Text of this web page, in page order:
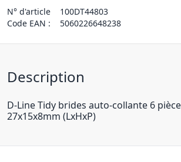
N° d'article
100DT44803
Code EAN :
5060226648238
Description
D-Line Tidy brides auto-collante 6
27x15x8mm (LxHxP)